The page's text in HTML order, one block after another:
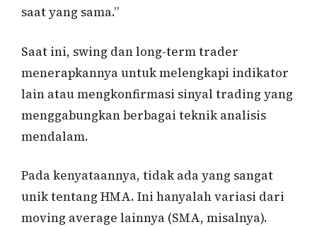
saat yang sama.”
Saat ini, swing dan long-term trader
menerapkannya untuk melengkapi indikator
lain atau mengkonfirmasi sinyal trading yang
menggabungkan berbagai teknik analisis
mendalam.
Pada kenyataannya, tidak ada yang sangat
unik tentang HMA. Ini hanyalah variasi dari
moving average lainnya (SMA, misalnya).